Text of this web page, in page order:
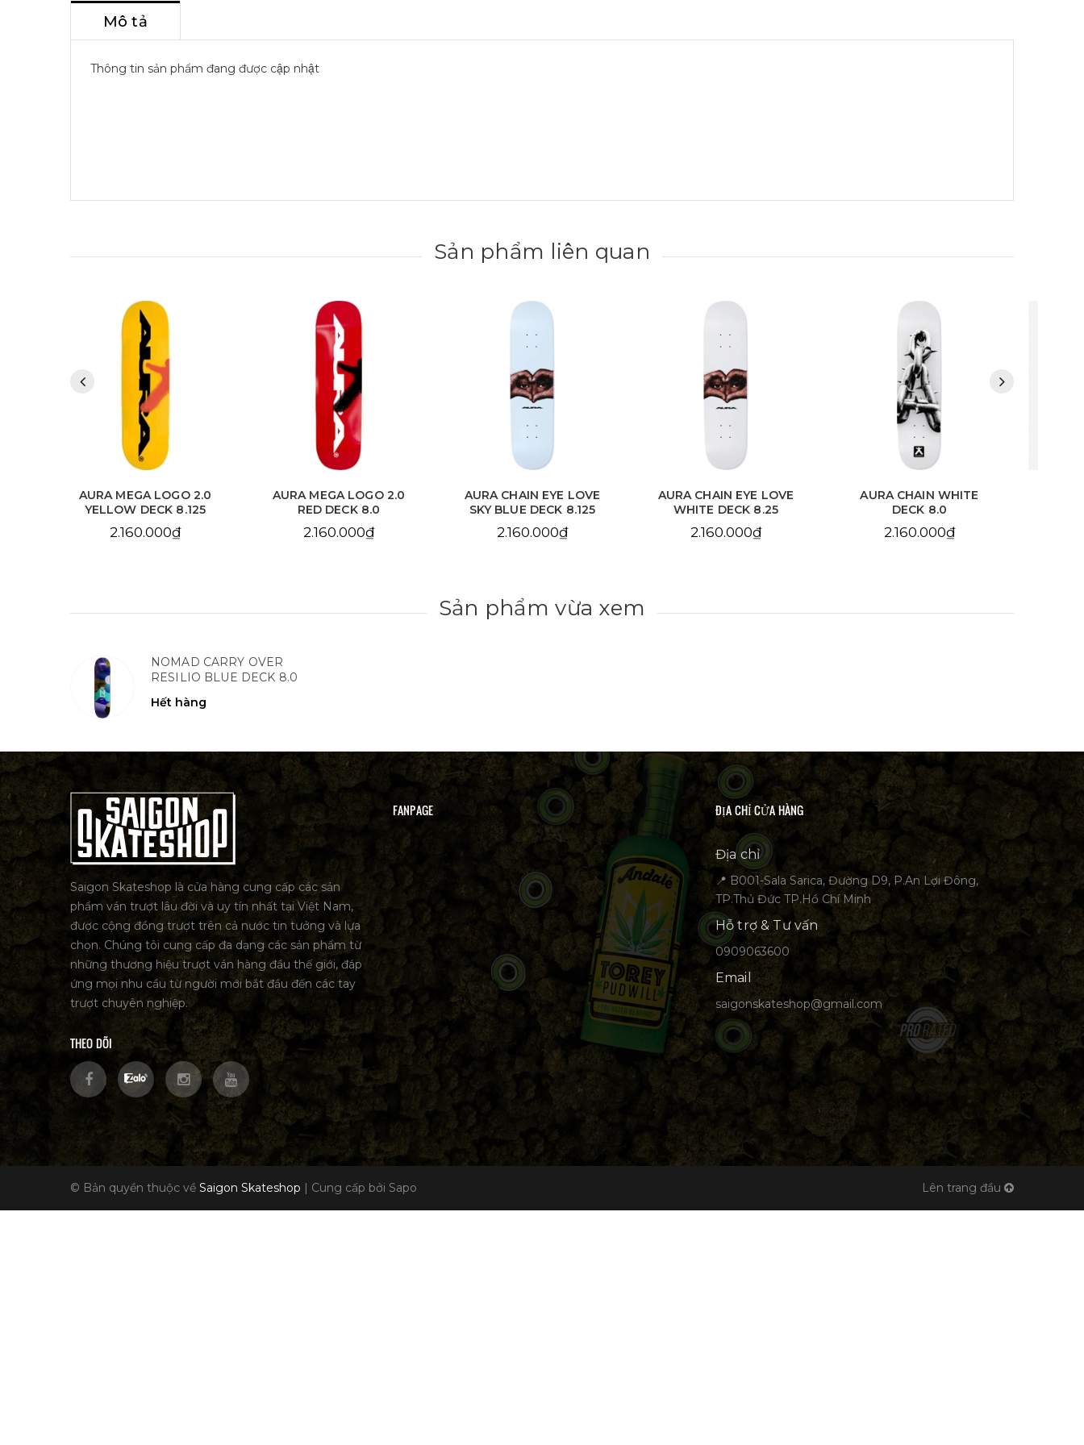
Mô tả
Thông tin sản phẩm đang được cập nhật
Sản phẩm liên quan
AURA MEGA LOGO 2.0
RED DECK 8.0
2.160.000₫
AURA CHAIN EYE LOVE
SKY BLUE DECK 8.125
2.160.000₫
AURA CHAIN EYE LOVE
WHITE DECK 8.25
2.160.000₫
AURA CHAIN WHITE
DECK 8.0
2.160.000₫
AURA CHAIN YELLOW
DECK 8.25
2.160.000₫
Sản phẩm vừa xem
NOMAD CARRY OVER
RESILIO BLUE DECK 8.0
Hết hàng
Saigon Skateshop là cửa hàng cung cấp các sản
phẩm ván trượt lâu đời và uy tín nhất tại Việt Nam,
được cộng đồng trượt trên cả nước tin tưởng và lựa
chọn. Chúng tôi cung cấp đa dạng các sản phẩm từ
những thương hiệu trượt ván hàng đầu thế giới, đáp
ứng mọi nhu cầu từ người mới bắt đầu đến các tay
trượt chuyên nghiệp.
THEO DÕI
FANPAGE ĐỊA CHỈ CỬA HÀNG
Địa chỉ
📍 B001-Sala Sarica, Đường D9, P.An Lợi Đông,
TP.Thủ Đức TP.Hồ Chí Minh
Hỗ trợ & Tư vấn
0909063600
Email
saigonskateshop@gmail.com
© Bản quyền thuộc về Saigon Skateshop | Cung cấp bởi Sapo Lên trang đầu